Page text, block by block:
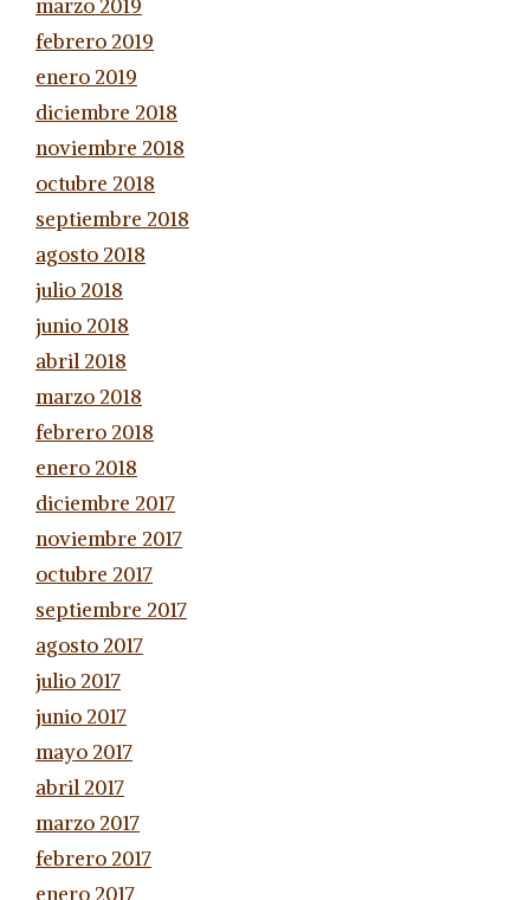
marzo 2019
febrero 2019
enero 2019
diciembre 2018
noviembre 2018
octubre 2018
septiembre 2018
agosto 2018
julio 2018
junio 2018
abril 2018
marzo 2018
febrero 2018
enero 2018
diciembre 2017
noviembre 2017
octubre 2017
septiembre 2017
agosto 2017
julio 2017
junio 2017
mayo 2017
abril 2017
marzo 2017
febrero 2017
enero 2017